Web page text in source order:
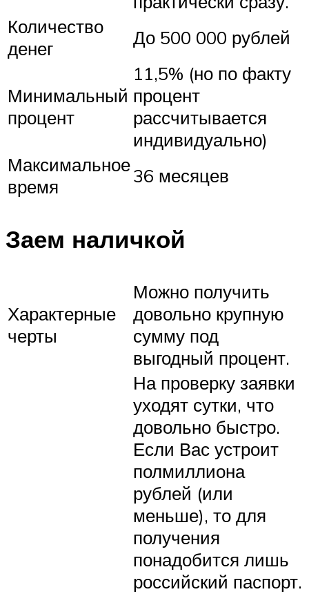
Количество
денег
До 500 000 рублей
Минимальный
процент
11,5% (но по факту
процент
рассчитывается
индивидуально)
Максимальное
время
36 месяцев
Заем наличкой
Характерные
черты
Можно получить
довольно крупную
сумму под
выгодный процент.
На проверку заявки
уходят сутки, что
довольно быстро.
Если Вас устроит
полмиллиона
рублей (или
меньше), то для
получения
понадобится лишь
российский паспорт.